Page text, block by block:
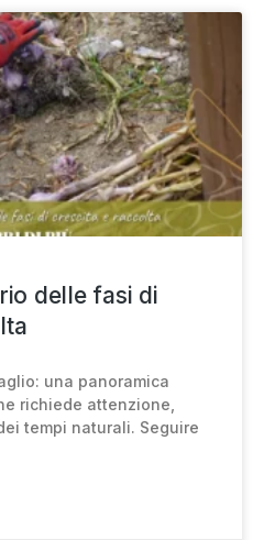
delle fasi di
una panoramica
richiede attenzione,
tempi naturali. Seguire